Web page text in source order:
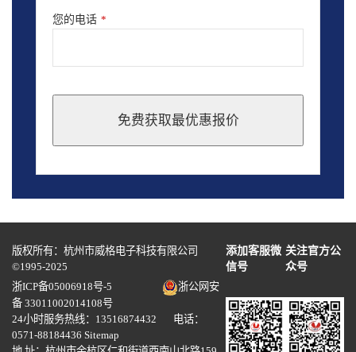
您的电话 *
免费获取最优惠报价
should
blank
版权所有：杭州市威格电子科技有限公司
©1995-2025
添加客服微
信号
关注官方公
众号
浙ICP备05006918号-5
浙公网安
备 33011002014108号
24小时服务热线：13516874432 电话：
0571-88184436 Sitemap